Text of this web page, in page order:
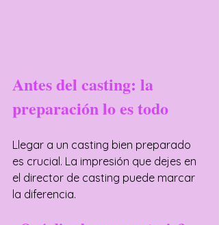
Antes del casting: la
preparación lo es todo
Llegar a un casting bien preparado
es crucial. La impresión que dejes en
el director de casting puede marcar
la diferencia.